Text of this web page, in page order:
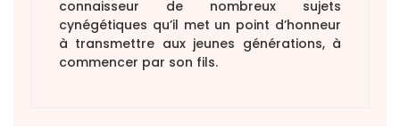
connaisseur de nombreux sujets
cynégétiques qu’il met un point d’honneur
à transmettre aux jeunes générations, à
commencer par son fils.